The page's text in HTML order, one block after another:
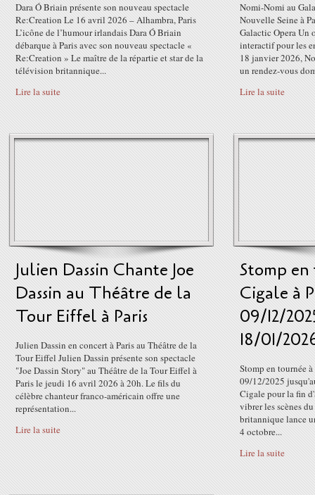
Dara Ó Briain présente son nouveau spectacle
Re:Creation Le 16 avril 2026 – Alhambra, Paris
L’icône de l’humour irlandais Dara Ó Briain
débarque à Paris avec son nouveau spectacle «
Re:Creation » Le maître de la répartie et star de la
télévision britannique...
Lire la suite
Nomi-Nomi au
Nouvelle Seine à
Galactic Opera Un
interactif pour les
18 janvier 2026,
un rendez-vous
Lire la suite
Julien Dassin Chante Joe
Dassin au Théâtre de la
Tour Eiffel à Paris
Julien Dassin en concert à Paris au Théâtre de la
Tour Eiffel Julien Dassin présente son spectacle
"Joe Dassin Story" au Théâtre de la Tour Eiffel à
Paris le jeudi 16 avril 2026 à 20h. Le fils du
célèbre chanteur franco-américain offre une
représentation...
Lire la suite
Stomp
Cigale à
09/12/
18/01/
Stomp en tournée
09/12/2025
Cigale pour la fin
vibrer les scènes
britannique lance
4 octobre...
Lire la suite